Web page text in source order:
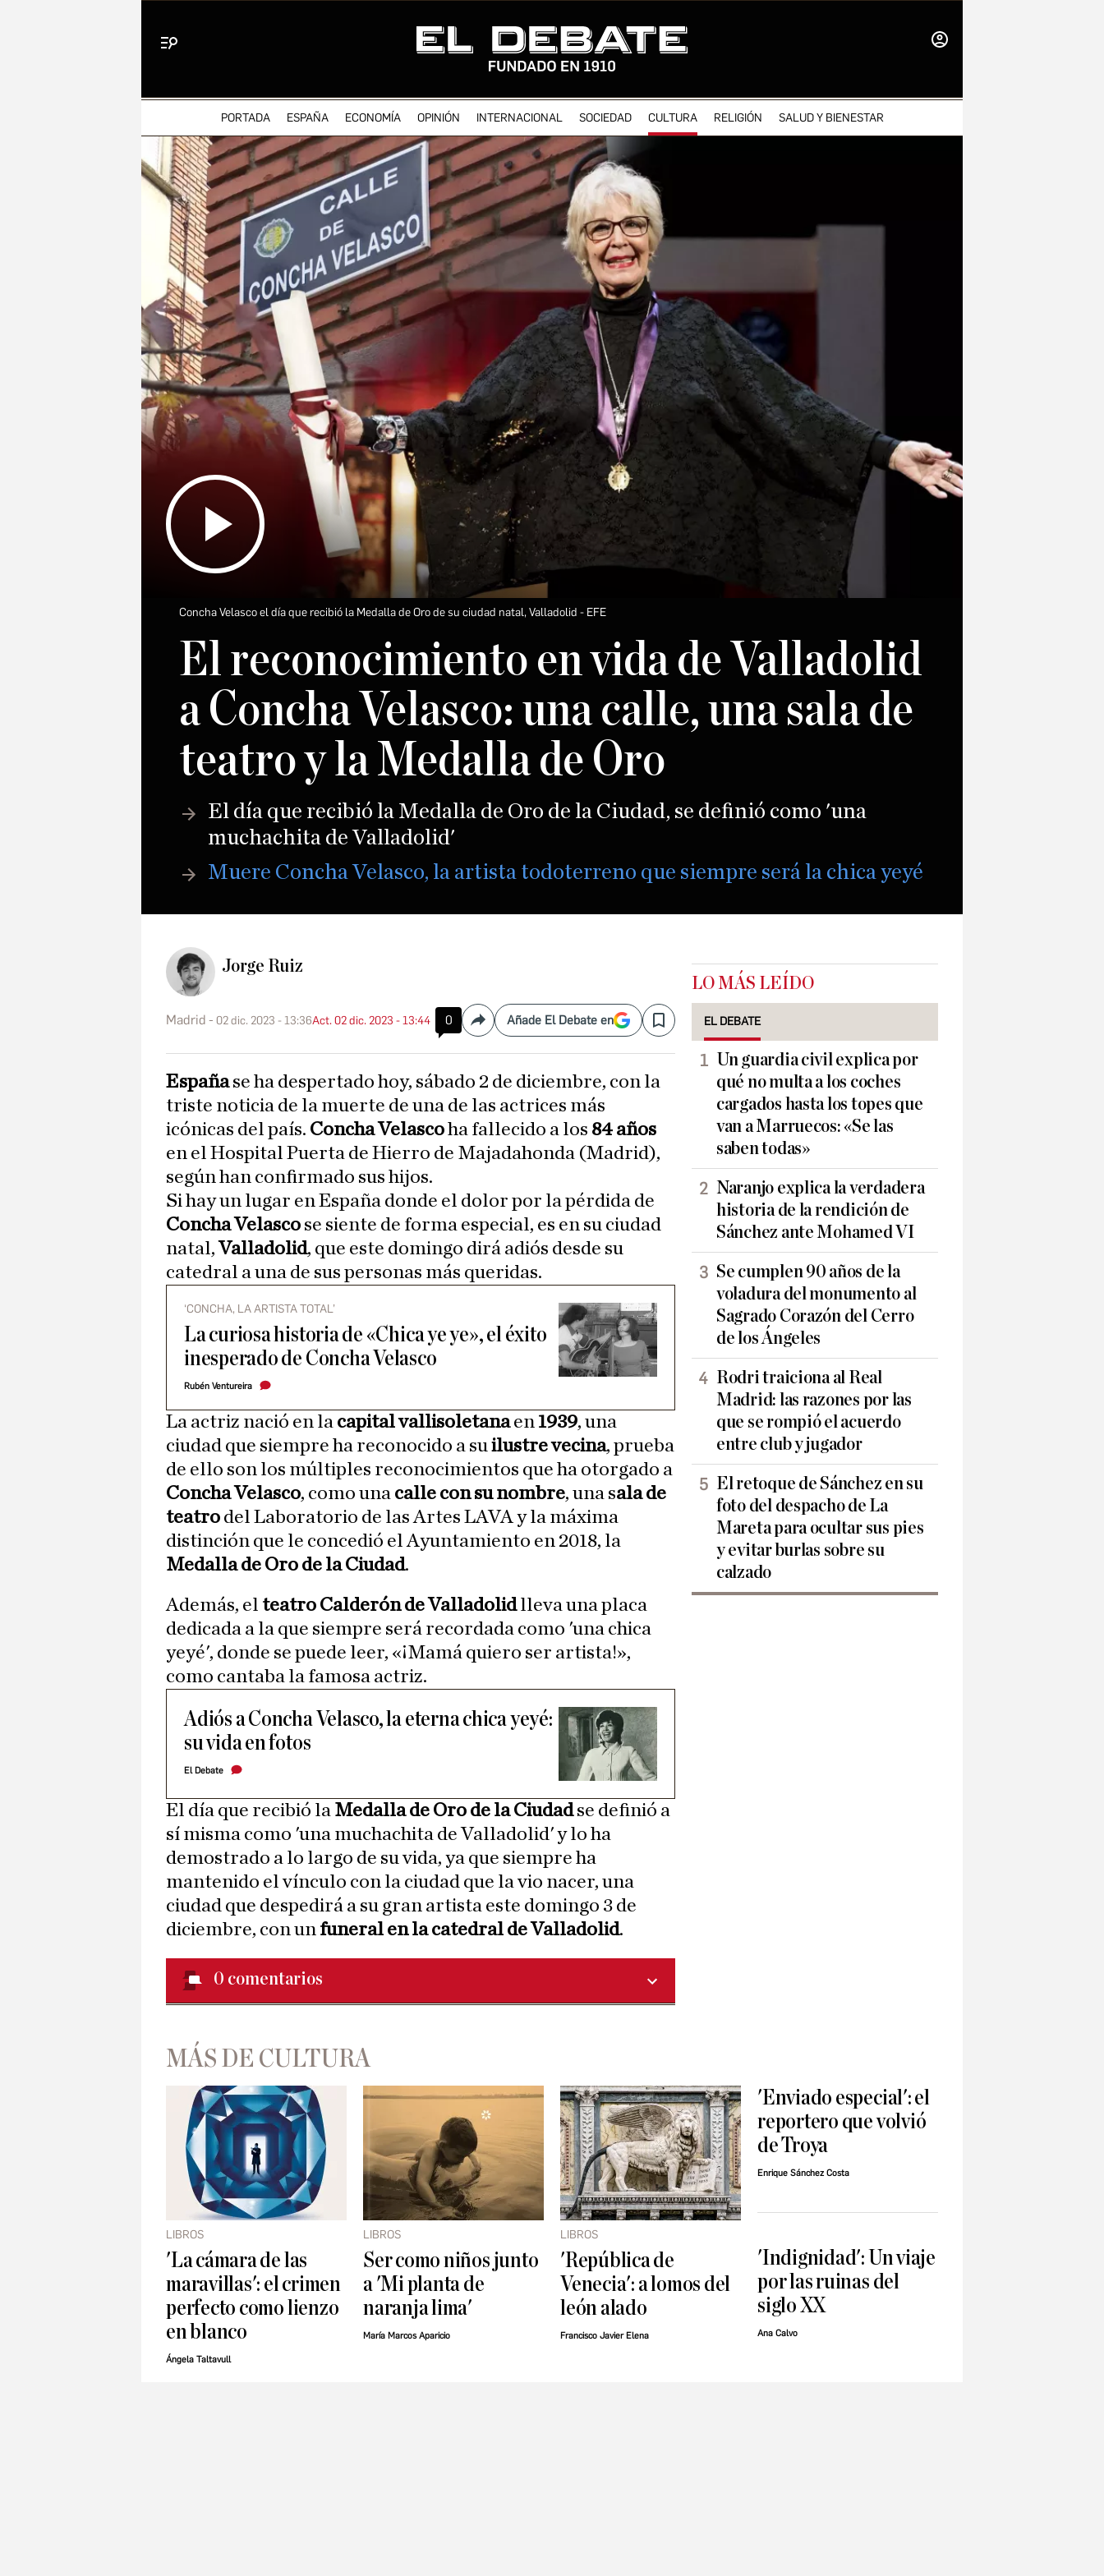
PORTADA ESPAÑA ECONOMÍA OPINIÓN INTERNACIONAL SOCIEDAD CULTURA RELIGIÓN SALUD Y BIENESTAR
Concha Velasco el día que recibió la Medalla de Oro de su ciudad natal, Valladolid EFE
El reconocimiento en vida de Valladolid
a Concha Velasco: una calle, una sala de
teatro y la Medalla de Oro
El día que recibió la Medalla de Oro de la Ciudad, se definió como 'una
muchachita de Valladolid'
Muere Concha Velasco, la artista todoterreno que siempre será la chica yeyé
Jorge Ruiz
Madrid 02 dic. 2023 - 13:36Act. 02 dic. 2023 - 13:44 0 CompartirAñade El Debate en Save
Españase ha despertado hoy, sábado 2 de diciembre, con la
triste noticia de la muerte de una de las actrices más
icónicas del país. Concha Velascoha fallecido a los 84 años
en el Hospital Puerta de Hierro de Majadahonda (Madrid),
según han confirmado sus hijos.
Si hay un lugar en España donde el dolor por la pérdida de
Concha Velasco se siente de forma especial, es en su ciudad
natal,Valladolid, que este domingo dirá adiós desde su
catedral a una de sus personas más queridas.
‘CONCHA, LA ARTISTA TOTAL’
La curiosa historia de «Chica ye ye», el éxito
inesperado de Concha Velasco
Rubén Ventureira
La actriz nació en la capital vallisoletanaen 1939, una
ciudad que siempre ha reconocido a su ilustre vecina, prueba
de ello son los múltiples reconocimientos que ha otorgado a
Concha Velasco, como una calle con su nombre, una sala de
teatro del Laboratorio de las Artes LAVA y la máxima
distinción que le concedió el Ayuntamiento en 2018, la
Medalla de Oro de la Ciudad.
Además, el teatro Calderón de Valladolidlleva una placa
dedicada a la que siempre será recordada como 'una chica
yeyé', donde se puede leer, «¡Mamá quiero ser artista!»,
como cantaba la famosa actriz.
Adiós a Concha Velasco, la eterna chica yeyé:
su vida en fotos
El Debate
El día que recibió la Medalla de Oro de la Ciudadse definió a
sí misma como 'una muchachita de Valladolid' y lo ha
demostrado a lo largo de su vida, ya que siempre ha
mantenido el vínculo con la ciudad que la vio nacer, una
ciudad que despedirá a su gran artista este domingo 3 de
diciembre, con un funeral en la catedral de Valladolid.
0 comentarios
LO MÁS LEÍDO
EL DEBATE
Un guardia civil explica por
qué no multa a los coches
cargados hasta los topes que
van a Marruecos: «Se las
saben todas»
Naranjo explica la verdadera
historia de la rendición de
Sánchez ante Mohamed VI
Se cumplen 90 años de la
voladura del monumento al
Sagrado Corazón del Cerro
de los Ángeles
Rodri traiciona al Real
Madrid: las razones por las
que se rompió el acuerdo
entre club y jugador
El retoque de Sánchez en su
foto del despacho de La
Mareta para ocultar sus pies
y evitar burlas sobre su
calzado
MÁS DE CULTURA
LIBROS
'La cámara de las
maravillas': el crimen
perfecto como lienzo
en blanco
Ángela Taltavull
LIBROS
Ser como niños junto
a 'Mi planta de
naranja lima'
María Marcos Aparicio
LIBROS
'República de
Venecia': a lomos del
león alado
Francisco Javier Elena
'Enviado especial': el
reportero que volvió
de Troya
Enrique Sánchez Costa
'Indignidad': Un viaje
por las ruinas del
siglo XX
Ana Calvo